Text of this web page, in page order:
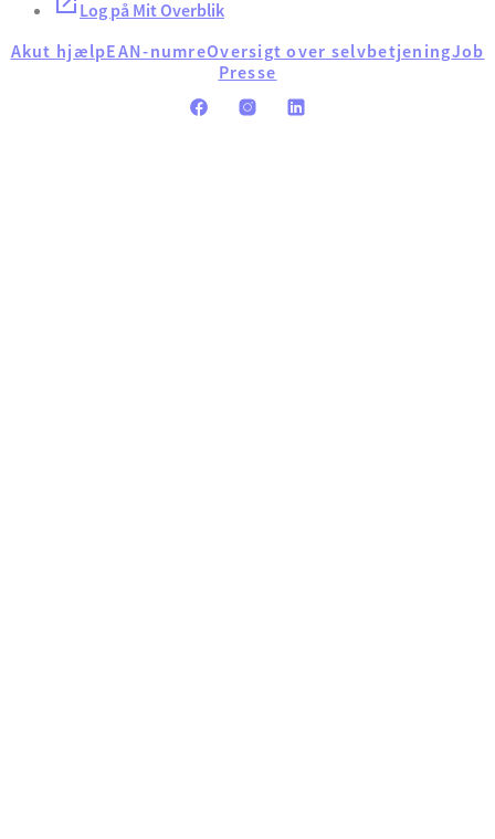
Log på Mit Overblik
Akut hjælpEAN-numreOversigt over selvbetjeningJob
Presse